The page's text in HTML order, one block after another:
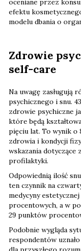
oceniane przez
efektu
modelu dbania o
Zdrowie
self-care
Na uwagę zasługują
psychicznego i snu.
zdrowie psychiczne
które będą
pięciu lat. To wynik
zdrowia i kondycji
wskazania dotyczące
profilaktyki.
Odpowiednią ilość
ten czynnik na
medycyny
procentowych, a w
29 punktów
Podobnie wygląda
respondentów